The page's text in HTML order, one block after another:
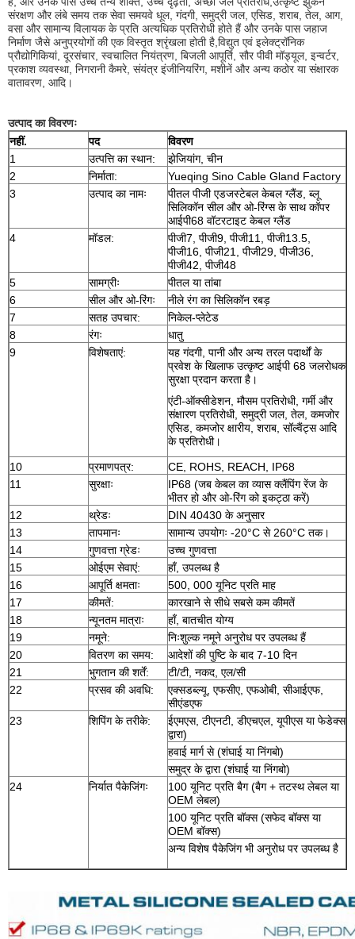
संरक्षण और लंबे समय तक सेवा समयवे धूल, गंदगी, समुद्री जल, एसिड, शराब, तेल, आग,
वसा और सामान्य विलायक के प्रति अत्यधिक प्रतिरोधी होते हैं और उनके पास जहाज
निर्माण जैसे अनुप्रयोगों की एक विस्तृत श्रृंखला होती है,विद्युत एवं इलेक्ट्रॉनिक
प्रौद्योगिकियां, दूरसंचार, स्वचालित नियंत्रण, बिजली आपूर्ति, सौर पीवी मॉड्यूल, इन्वर्टर,
प्रकाश व्यवस्था, निगरानी कैमरे, संयंत्र इंजीनियरिंग, मशीनें और अन्य कठोर या संक्षारक
वातावरण, आदि।
उत्पाद का विवरणः
नहीं.
पद
विवरण
1
उत्पत्ति का स्थान:
झेजियांग, चीन
2
निर्माता:
Yueqing Sino Cable Gland Factory
3
उत्पाद का नामः
पीतल पीजी एडजस्टेबल केबल ग्लैंड, ब्लू
सिलिकॉन सील और ओ-रिंग्स के साथ कॉपर
आईपी68 वॉटरटाइट केबल ग्लैंड
4
मॉडल:
पीजी7, पीजी9, पीजी11, पीजी13.5,
पीजी16, पीजी21, पीजी29, पीजी36,
पीजी42, पीजी48
5
सामग्रीः
पीतल या तांबा
6
सील और ओ-रिंगः
नीले रंग का सिलिकॉन रबड़
7
सतह उपचार:
निकेल-प्लेटेड
8
रंगः
धातु
9
विशेषताएं:
यह गंदगी, पानी और अन्य तरल पदार्थों के
प्रवेश के खिलाफ उत्कृष्ट आईपी 68 जलरोधक
सुरक्षा प्रदान करता है।
एंटी-ऑक्सीडेशन, मौसम प्रतिरोधी, गर्मी और
संक्षारण प्रतिरोधी, समुद्री जल, तेल, कमजोर
एसिड, कमजोर क्षारीय, शराब, सॉल्वैंट्स आदि
के प्रतिरोधी।
10
प्रमाणपत्र:
CE, ROHS, REACH, IP68
11
सुरक्षाः
IP68 (जब केबल का व्यास क्लैंपिंग रेंज के
भीतर हो और ओ-रिंग को इकट्ठा करें)
12
थ्रेडः
DIN 40430 के अनुसार
13
तापमानः
सामान्य उपयोगः -20°C से 260°C तक।
14
गुणवत्ता ग्रेडः
उच्च गुणवत्ता
15
ओईएम सेवाएं:
हाँ, उपलब्ध है
16
आपूर्ति क्षमताः
500, 000 यूनिट प्रति माह
17
कीमतें:
कारखाने से सीधे सबसे कम कीमतें
18
न्यूनतम मात्राः
हाँ, बातचीत योग्य
19
नमूने:
निःशुल्क नमूने अनुरोध पर उपलब्ध हैं
20
वितरण का समय:
आदेशों की पुष्टि के बाद 7-10 दिन
21
भुगतान की शर्तें:
टी/टी, नकद, एल/सी
22
प्रसव की अवधि:
एक्सडब्ल्यू, एफसीए, एफओबी, सीआईएफ,
सीएंडएफ
23
शिपिंग के तरीके:
ईएमएस, टीएनटी, डीएचएल, यूपीएस या फेडेक्स
द्वारा)
हवाई मार्ग से (शंघाई या निंगबो)
समुद्र के द्वारा (शंघाई या निंगबो)
24
निर्यात पैकेजिंगः
100 यूनिट प्रति बैग (बैग + तटस्थ लेबल या
OEM लेबल)
100 यूनिट प्रति बॉक्स (सफेद बॉक्स या
OEM बॉक्स)
अन्य विशेष पैकेजिंग भी अनुरोध पर उपलब्ध है